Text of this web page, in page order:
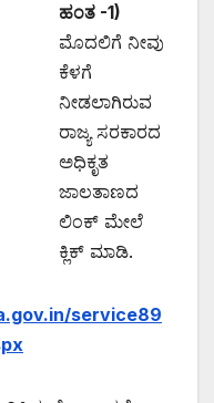
ಹಂತ -1)
ಮೊದಲಿಗೆ ನೀವು
ಕೆಳಗೆ
ನೀಡಲಾಗಿರುವ
ರಾಜ್ಯ ಸರಕಾರದ
ಅಧಿಕೃತ
ಜಾಲತಾಣದ
ಲಿಂಕ್ ಮೇಲೆ
ಕ್ಲಿಕ್ ಮಾಡಿ.
service89